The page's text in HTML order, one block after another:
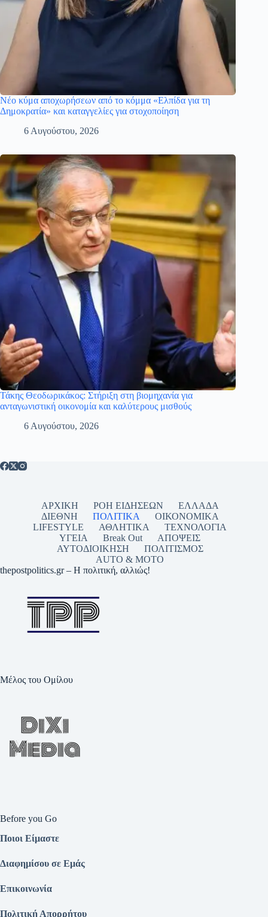
Νέο κύμα αποχωρήσεων από το κόμμα «Ελπίδα για τη
Δημοκρατία» και καταγγελίες για στοχοποίηση
6 Αυγούστου, 2026
Τάκης Θεοδωρικάκος: Στήριξη στη βιομηχανία για
ανταγωνιστική οικονομία και καλύτερους μισθούς
6 Αυγούστου, 2026
ΑΡΧΙΚΗ ΡΟΗ ΕΙΔΗΣΕΩΝ
ΕΛΛΑΔΑ
ΔΙΕΘΝΗ
ΠΟΛΙΤΙΚΑ
ΟΙΚΟΝΟΜΙΚΑ
LIFESTYLE
ΑΘΛΗΤΙΚΑ
ΤΕΧΝΟΛΟΓΙΑ
ΥΓΕΙΑ
Break Out
ΑΠΟΨΕΙΣ
ΑΥΤΟΔΙΟΙΚΗΣΗ
ΠΟΛΙΤΙΣΜΟΣ
AUTO & MOTO
thepostpolitics.gr – Η πολιτική, αλλιώς!
Μέλος του Ομίλου
Before you Go
Ποιοι Είμαστε
Διαφημίσου σε Εμάς
Επικοινωνία
Πολιτική Απορρήτου